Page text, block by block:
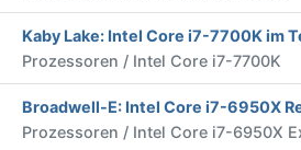
Kaby Lake: Intel Core i7-7700K im
Prozessoren / Intel Core i7-7700K
Broadwell-E: Intel Core i7-6950X
Prozessoren / Intel Core i7-6950X